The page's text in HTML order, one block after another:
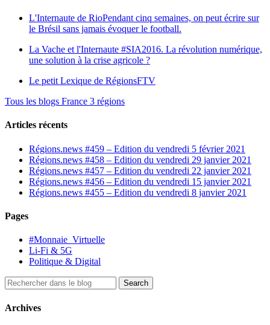
L'Internaute de RioPendant cinq semaines, on peut écrire sur
le Brésil sans jamais évoquer le football.
La Vache et l'Internaute #SIA2016. La révolution numérique,
une solution à la crise agricole ?
Le petit Lexique de RégionsFTV
Tous les blogs France 3 régions
Articles récents
Régions.news #459 – Edition du vendredi 5 février 2021
Régions.news #458 – Edition du vendredi 29 janvier 2021
Régions.news #457 – Edition du vendredi 22 janvier 2021
Régions.news #456 – Edition du vendredi 15 janvier 2021
Régions.news #455 – Edition du vendredi 8 janvier 2021
Pages
#Monnaie_Virtuelle
Li-Fi & 5G
Politique & Digital
Archives